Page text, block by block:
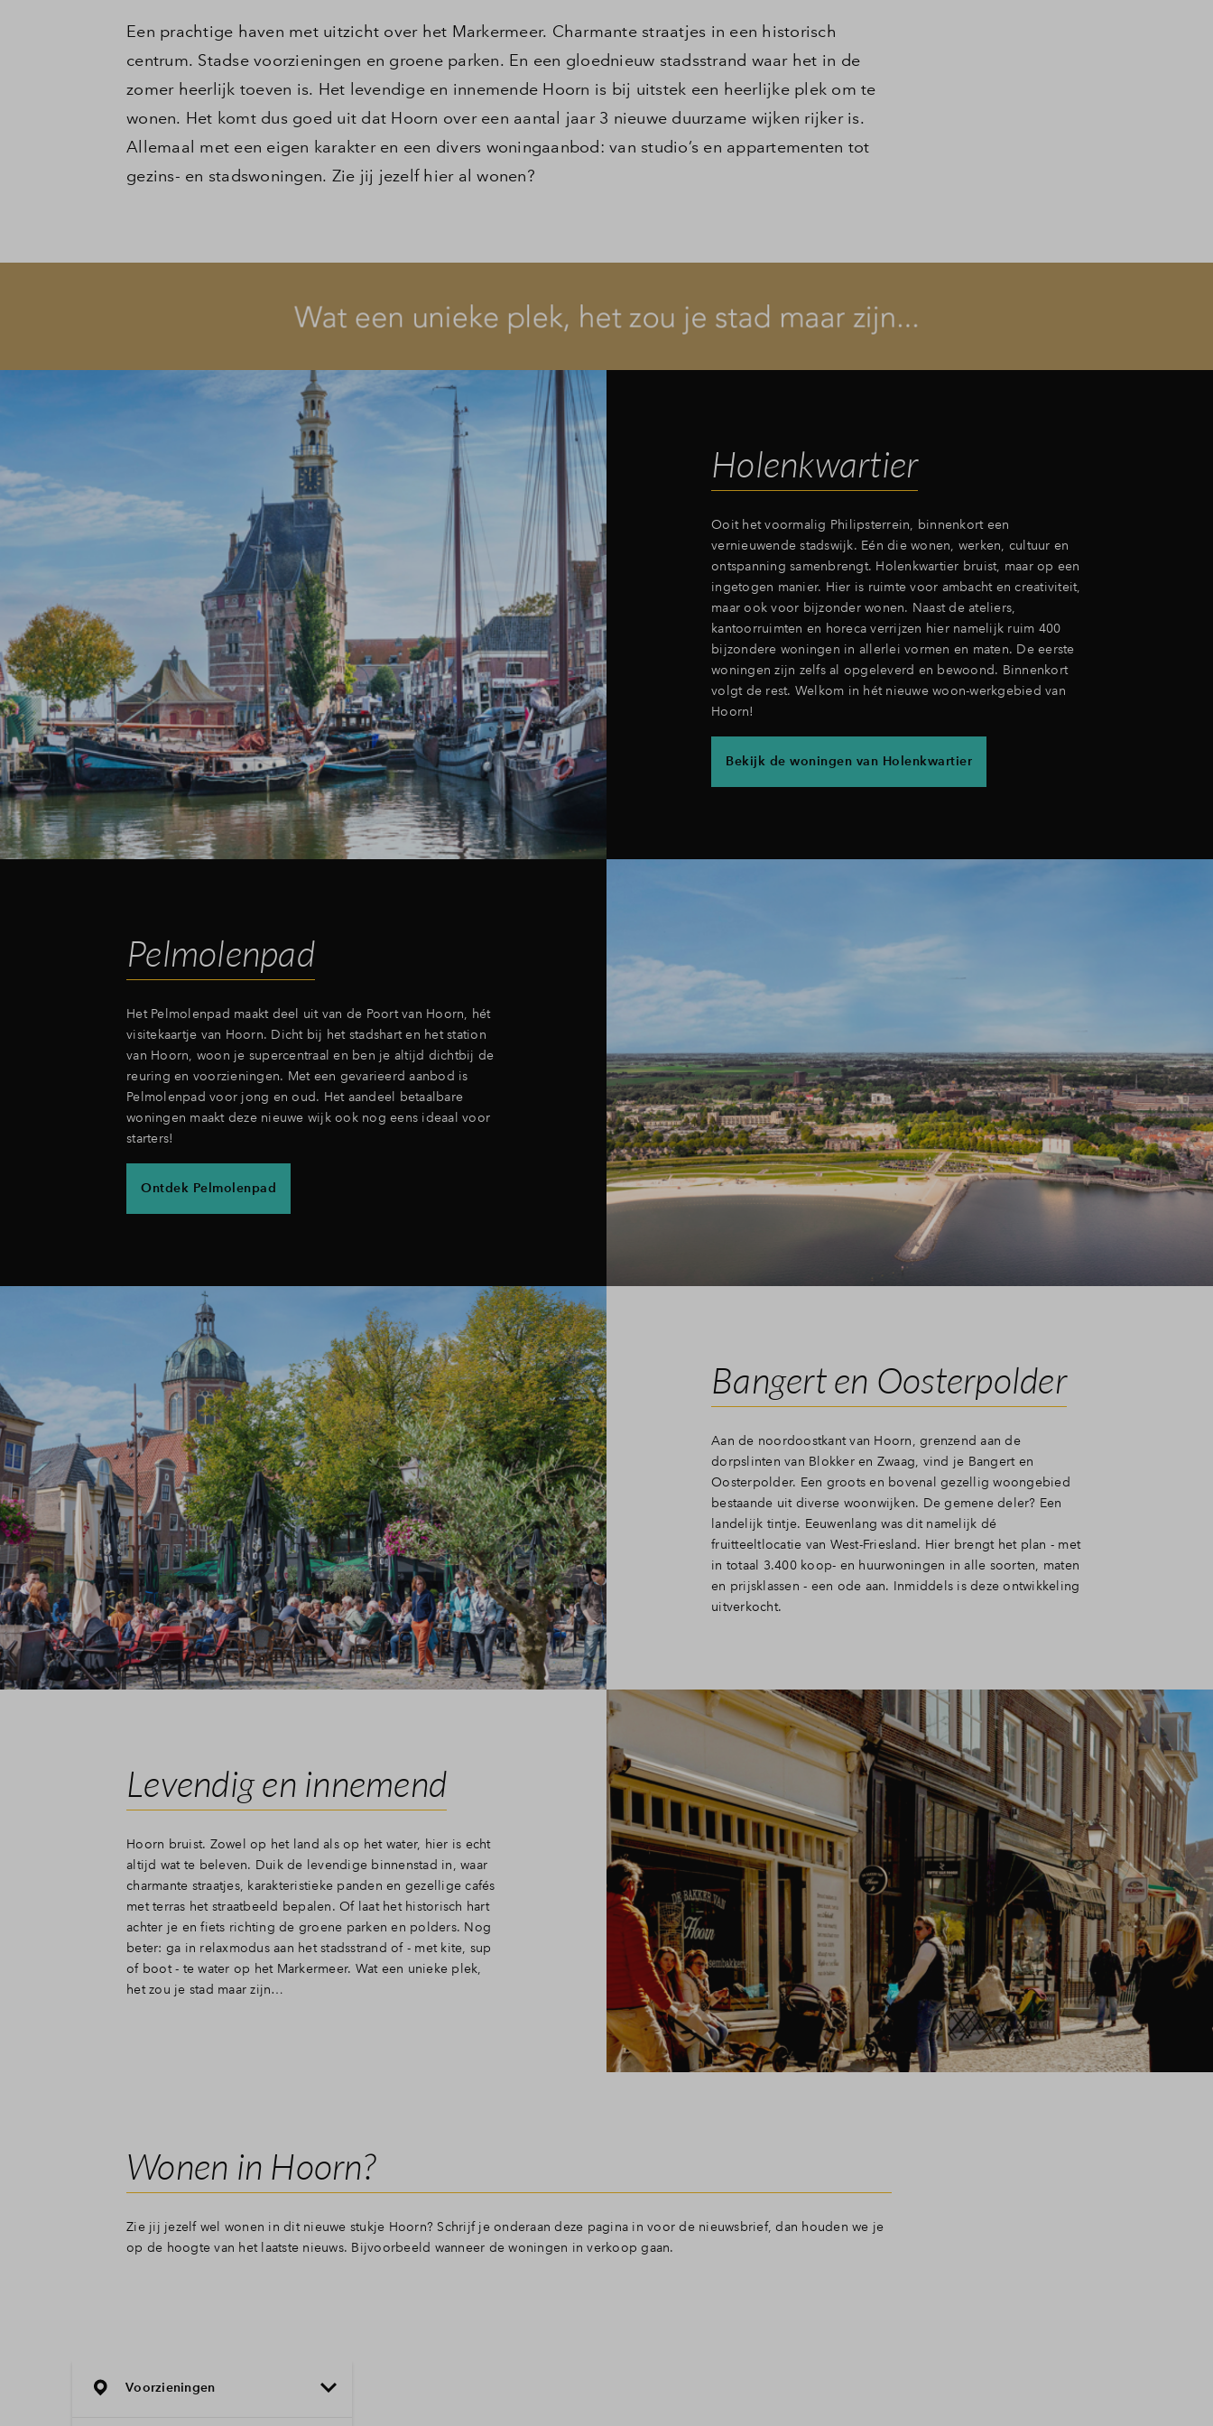
Een prachtige haven met uitzicht over het Markermeer. Charmante straatjes in een historisch
centrum. Stadse voorzieningen en groene parken. En een gloednieuw stadsstrand waar het in de
zomer heerlijk toeven is. Het levendige en innemende Hoorn is bij uitstek een heerlijke plek om te
wonen. Het komt dus goed uit dat Hoorn over een aantal jaar 3 nieuwe duurzame wijken rijker is.
Allemaal met een eigen karakter en een divers woningaanbod: van studio’s en appartementen tot
gezins- en stadswoningen. Zie jij jezelf hier al wonen?
Holenkwartier
Ooit het voormalig Philipsterrein, binnenkort een
vernieuwende stadswijk. Eén die wonen, werken, cultuur en
ontspanning samenbrengt. Holenkwartier bruist, maar op een
ingetogen manier. Hier is ruimte voor ambacht en creativiteit,
maar ook voor bijzonder wonen. Naast de ateliers,
kantoorruimten en horeca verrijzen hier namelijk ruim 400
bijzondere woningen in allerlei vormen en maten. De eerste
woningen zijn zelfs al opgeleverd en bewoond. Binnenkort
volgt de rest. Welkom in hét nieuwe woon-werkgebied van
Hoorn!
Bekijk de woningen van Holenkwartier
Pelmolenpad
Het Pelmolenpad maakt deel uit van de Poort van Hoorn, hét
visitekaartje van Hoorn. Dicht bij het stadshart en het station
van Hoorn, woon je supercentraal en ben je altijd dichtbij de
reuring en voorzieningen. Met een gevarieerd aanbod is
Pelmolenpad voor jong en oud. Het aandeel betaalbare
woningen maakt deze nieuwe wijk ook nog eens ideaal voor
starters!
Ontdek Pelmolenpad
Bangert en Oosterpolder
Aan de noordoostkant van Hoorn, grenzend aan de
dorpslinten van Blokker en Zwaag, vind je Bangert en
Oosterpolder. Een groots en bovenal gezellig woongebied
bestaande uit diverse woonwijken. De gemene deler? Een
landelijk tintje. Eeuwenlang was dit namelijk dé
fruitteeltlocatie van West-Friesland. Hier brengt het plan - met
in totaal 3.400 koop- en huurwoningen in alle soorten, maten
en prijsklassen - een ode aan. Inmiddels is deze ontwikkeling
uitverkocht.
Levendig en innemend
Hoorn bruist. Zowel op het land als op het water, hier is echt
altijd wat te beleven. Duik de levendige binnenstad in, waar
charmante straatjes, karakteristieke panden en gezellige cafés
met terras het straatbeeld bepalen. Of laat het historisch hart
achter je en fiets richting de groene parken en polders. Nog
beter: ga in relaxmodus aan het stadsstrand of - met kite, sup
of boot - te water op het Markermeer. Wat een unieke plek,
het zou je stad maar zijn…
Wonen in Hoorn?
Zie jij jezelf wel wonen in dit nieuwe stukje Hoorn? Schrijf je onderaan deze pagina in voor de nieuwsbrief, dan houden we je
op de hoogte van het laatste nieuws. Bijvoorbeeld wanneer de woningen in verkoop gaan.
Voorzieningen